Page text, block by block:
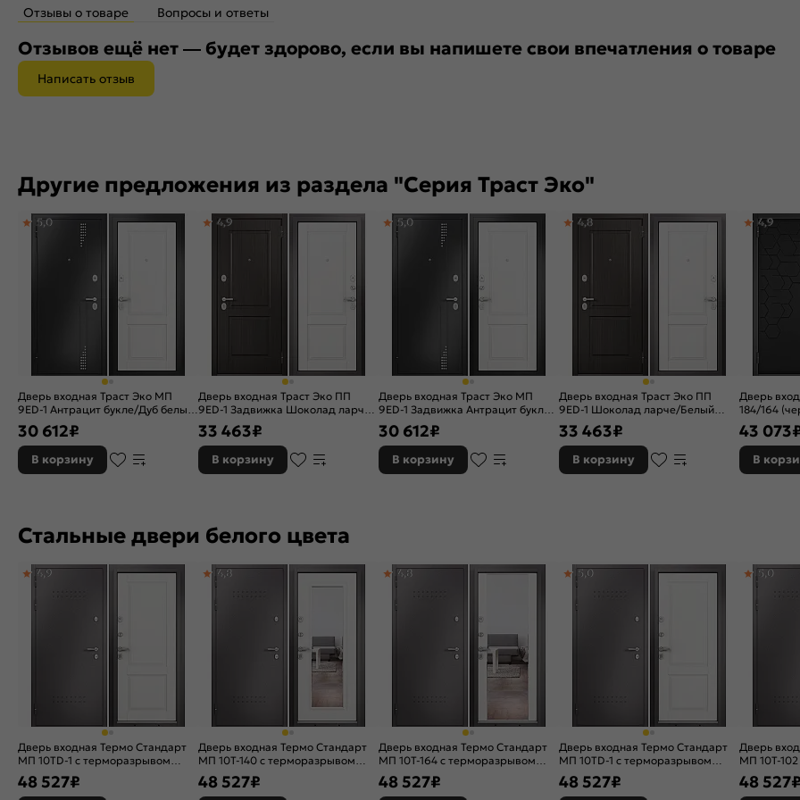
Отзывы о товаре Вопросы и ответы
Отзывов ещё нет — будет здорово, если вы напишете свои впечатления о товаре
Написать отзыв
Другие предложения из раздела "Серия Траст Эко"
Дверь входная Траст Эко МП
9ED-1 Антрацит букле/Дуб белый
скандинавский, 2 замка
5,0
30 612₽
В корзину
Дверь входная Траст Эко ПП
9ED-1 Задвижка Шоколад ларче/
Белый ларче, 2 замка, с ночной
задвижкой
4,9
33 463₽
В корзину
Дверь входная Траст Эко МП
9ED-1 Задвижка Антрацит букле/
Дуб белый скандинавский, 2
замка, с ночной задвижкой
5,0
30 612₽
В корзину
Дверь входная Траст Эко ПП
9ED-1 Шоколад ларче/Белый
ларче, 2 замка
4,8
33 463₽
В корзину
Дверь
184/164
Чёрный
матовый, с
ночной
4,9
43 073
В
Стальные двери белого цвета
Дверь входная Термо Стандарт
МП 10TD-1 с терморазрывом
Шоколад букле/Белый ларче, 2
замка, с ночной задвижкой
4,9
48 527₽
Дверь входная Термо Стандарт
МП 10T-140 с терморазрывом
Шоколад букле/Белый ларче, 2
замка, с ночной задвижкой
4,8
48 527₽
Дверь входная Термо Стандарт
МП 10T-164 с терморазрывом
Шоколад букле/Белый ларче, 2
замка, с ночной задвижкой
4,8
48 527₽
Дверь входная Термо Стандарт
МП 10TD-1 с терморазрывом
Шоколад букле/Белый софт, 2
замка, с ночной задвижкой
5,0
48 527₽
Дверь
МП 10T-
Шоколад
матовый, 2
5,0
48 527₽